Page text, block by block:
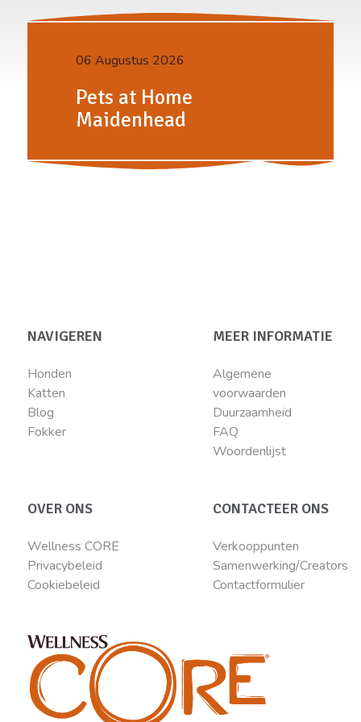
06 Augustus 2026
Pets at Home
Maidenhead
NAVIGEREN
Honden
Katten
Blog
Fokker
MEER INFORMATIE
Algemene
voorwaarden
Duurzaamheid
FAQ
Woordenlijst
OVER ONS
Wellness CORE
Privacybeleid
Cookiebeleid
CONTACTEER ONS
Verkooppunten
Samenwerking/Creators
Contactformulier